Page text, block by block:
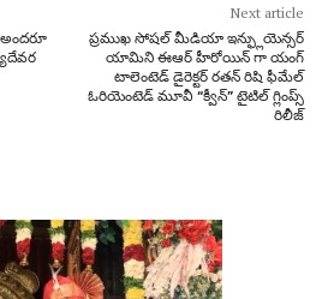
అందరూ
Next article
ప్రముఖ సోషల్ మీడియా ఇన్ఫ్లుయెన్సర్
యామిని ఈఆర్ హీరోయిన్ గా యంగ్
టాలెంటెడ్ డైరెక్టర్ రతన్ రిషి ఫీమేల్
ఓరియెంటెడ్ మూవీ “క్వీన్” టైటిల్ గ్లింప్స్
రిలీజ్